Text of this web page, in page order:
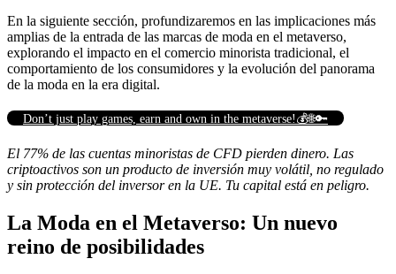
En la siguiente sección, profundizaremos en las implicaciones más
amplias de la entrada de las marcas de moda en el metaverso,
explorando el impacto en el comercio minorista tradicional, el
comportamiento de los consumidores y la evolución del panorama
de la moda en la era digital.
Don’t just play games, earn and own in the metaverse!💰🌐🔑
El 77% de las cuentas minoristas de CFD pierden dinero. Las
criptoactivos son un producto de inversión muy volátil, no regulado
y sin protección del inversor en la UE. Tu capital está en peligro.
La Moda en el Metaverso: Un nuevo
reino de posibilidades